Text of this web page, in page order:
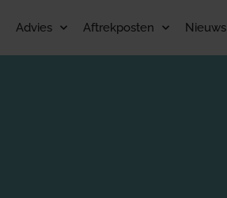
Advies Aftrekposten Nieuws